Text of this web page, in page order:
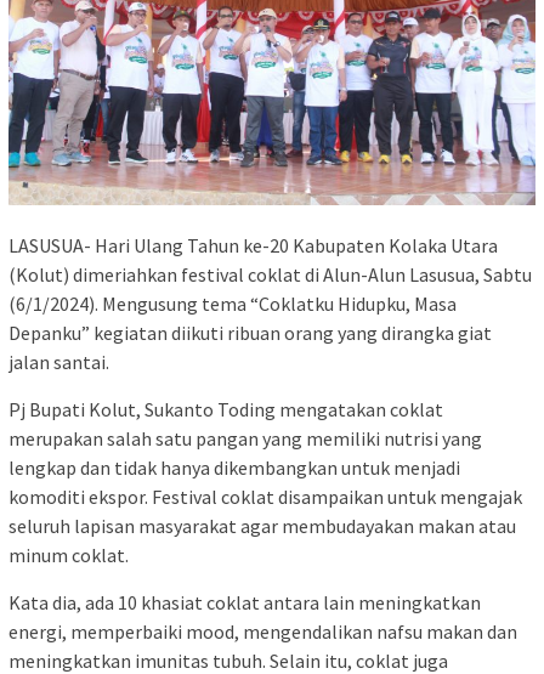
LASUSUA- Hari Ulang Tahun ke-20 Kabupaten Kolaka Utara
(Kolut) dimeriahkan festival coklat di Alun-Alun Lasusua, Sabtu
(6/1/2024). Mengusung tema “Coklatku Hidupku, Masa
Depanku” kegiatan diikuti ribuan orang yang dirangka giat
jalan santai.
Pj Bupati Kolut, Sukanto Toding mengatakan coklat
merupakan salah satu pangan yang memiliki nutrisi yang
lengkap dan tidak hanya dikembangkan untuk menjadi
komoditi ekspor. Festival coklat disampaikan untuk mengajak
seluruh lapisan masyarakat agar membudayakan makan atau
minum coklat.
Kata dia, ada 10 khasiat coklat antara lain meningkatkan
energi, memperbaiki mood, mengendalikan nafsu makan dan
meningkatkan imunitas tubuh. Selain itu, coklat juga